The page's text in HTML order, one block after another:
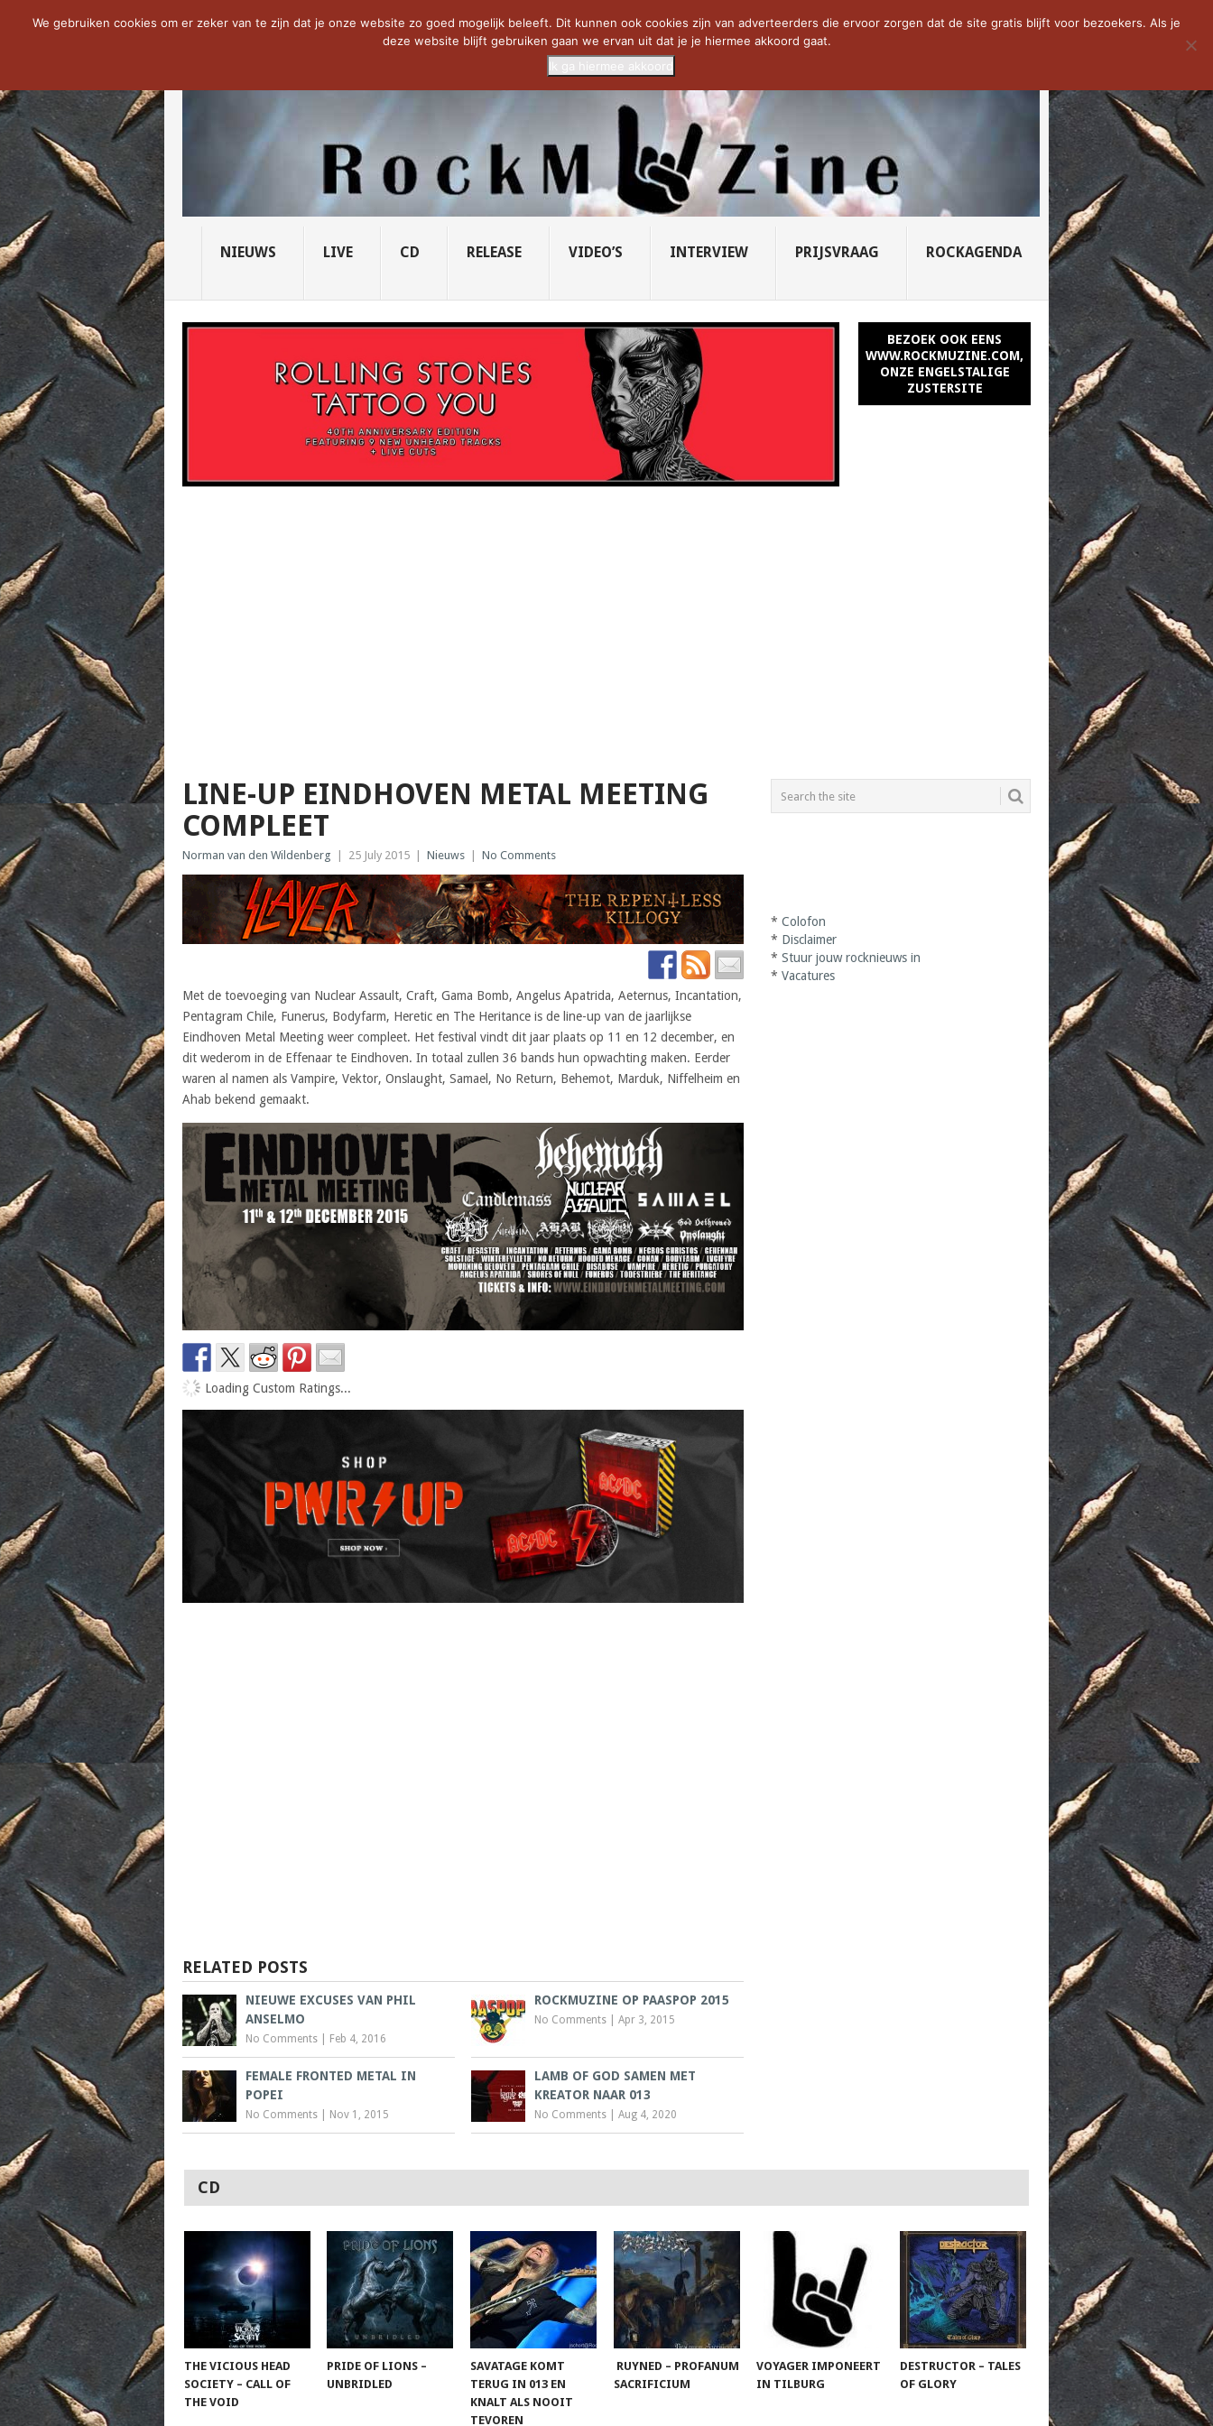
NOW TRENDING: THE VICIOUS HEAD SOCIETY... PRIDE OF LIONS – U... SAVATAGE KOMT TERUG IN 0... CD VAN DE WEEK: SLEEPING...
NIEUWS LIVE CD RELEASE VIDEO’S INTERVIEW PRIJSVRAAG ROCKAGENDA
BEZOEK OOK EENS
WWW.ROCKMUZINE.COM,
ONZE ENGELSTALIGE
ZUSTERSITE
LINE-UP EINDHOVEN METAL MEETING
COMPLEET
Norman van den Wildenberg 25 July 2015 Nieuws No Comments
Met de toevoeging van Nuclear Assault, Craft, Gama Bomb, Angelus Apatrida, Aeternus, Incantation,
Pentagram Chile, Funerus, Bodyfarm, Heretic en The Heritance is de line-up van de jaarlijkse
Eindhoven Metal Meeting weer compleet. Het festival vindt dit jaar plaats op 11 en 12 december, en
dit wederom in de Effenaar te Eindhoven. In totaal zullen 36 bands hun opwachting maken. Eerder
waren al namen als Vampire, Vektor, Onslaught, Samael, No Return, Behemot, Marduk, Niffelheim en
Ahab bekend gemaakt.
Loading Custom Ratings...
RELATED POSTS
NIEUWE EXCUSES VAN PHIL
ANSELMO
No Comments Feb 4, 2016
ROCKMUZINE OP PAASPOP 2015
No Comments |Apr 3, 2015
FEMALE FRONTED METAL IN
POPEI
No Comments Nov 1, 2015
LAMB OF GOD SAMEN MET
KREATOR NAAR 013
No Comments |Aug 4, 2020
*Colofon
* Disclaimer
*Stuur jouw rocknieuws in
*Vacatures
CD
THE VICIOUS HEAD
SOCIETY – CALL OF
THE VOID
PRIDE OF LIONS –
UNBRIDLED
SAVATAGE KOMT
TERUG IN 013 EN
KNALT ALS NOOIT
TEVOREN
RUYNED – PROFANUM
SACRIFICIUM
VOYAGER IMPONEERT
IN TILBURG
DESTRUCTOR – TALES
OF GLORY
We gebruiken cookies om er zeker van te zijn dat je onze website zo goed mogelijk beleeft. Dit kunnen ook cookies zijn van adverteerders die ervoor zorgen dat de site gratis blijft voor bezoekers. Als je
deze website blijft gebruiken gaan we ervan uit dat je je hiermee akkoord gaat.
Ik ga hiermee akkoord